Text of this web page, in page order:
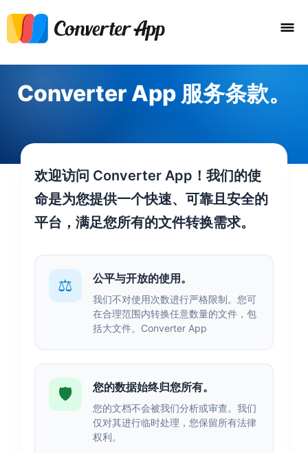
Converter App 服务条款。
欢迎访问 Converter App！我们的使
命是为您提供一个快速、可靠且安全的
平台，满足您所有的文件转换需求。
⚖️ 公平与开放的使用。
我们不对使用次数进行严格限制。您可
在合理范围内转换任意数量的文件，包
括大文件。Converter App
🛡️ 您的数据始终归您所有。
您的文档不会被我们分析或审查。我们
仅对其进行临时处理，您保留所有法律
权利。